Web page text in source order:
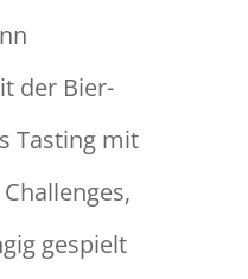
der Bier-
Tasting mit
gespielt